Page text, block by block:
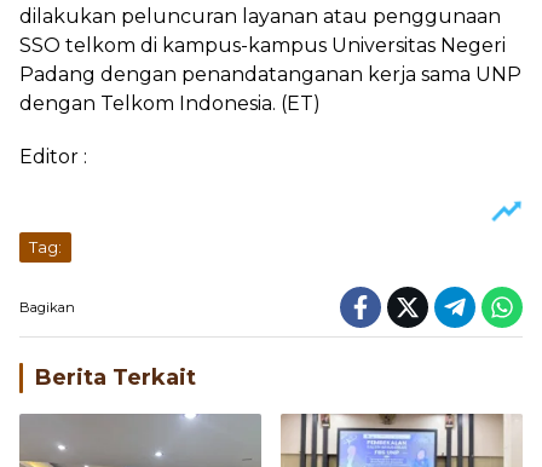
dilakukan peluncuran layanan atau penggunaan
SSO telkom di kampus-kampus Universitas Negeri
Padang dengan penandatanganan kerja sama UNP
dengan Telkom Indonesia. (ET)
Editor :
Tag:
Bagikan
Berita Terkait